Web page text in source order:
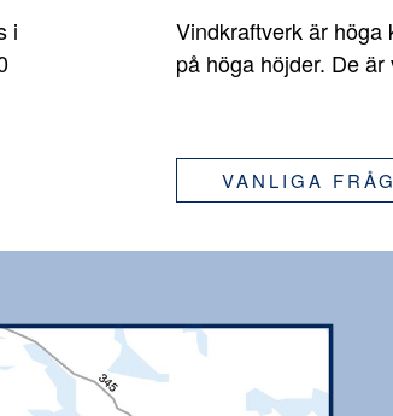
i
Vindkraftverk är höga
på höga höjder. De
VANLIGA